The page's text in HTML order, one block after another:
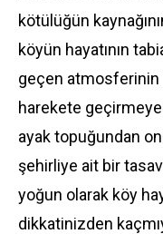
kötülüğün
köyün hayatının
geçen
harekete
ayak topuğundan
şehirliye ait bir
yoğun olarak köy
dikkatinizden